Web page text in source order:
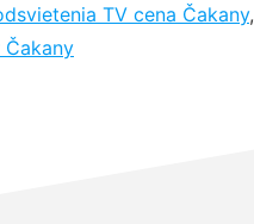
TV cena Čakany,